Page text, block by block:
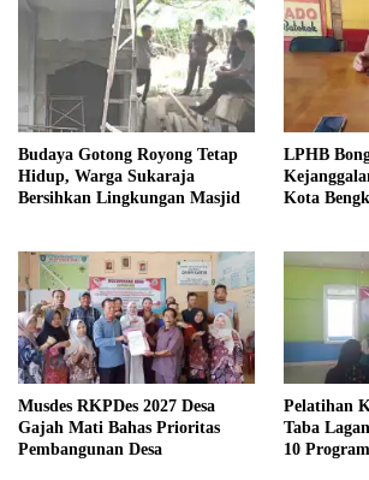
Budaya Gotong Royong Tetap
Hidup, Warga Sukaraja
Bersihkan Lingkungan Masjid
LPHB
Kota
Musdes RKPDes 2027 Desa
Gajah Mati Bahas Prioritas
Pembangunan Desa
Pelatihan
Taba
10